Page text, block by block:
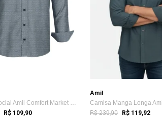
Camisa Social Amil Comfort Market Com Bo...
R$ 109,90
Amil
R$ 239,90 R$ 119,92